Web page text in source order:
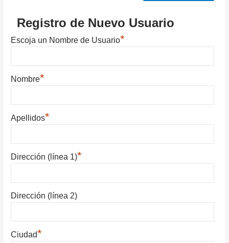
Registro de Nuevo Usuario
Escoja un Nombre de Usuario*
Nombre*
Apellidos*
Dirección (línea 1)*
Dirección (línea 2)
Ciudad*